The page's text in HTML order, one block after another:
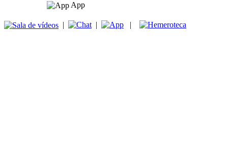
App
| | |